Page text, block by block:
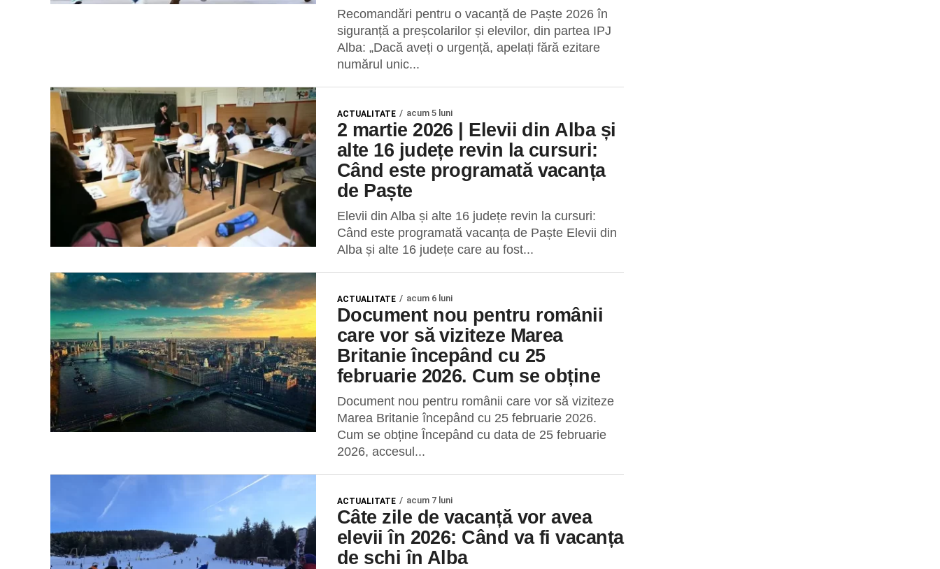
Recomandări pentru o vacanță de Paște 2026 în
siguranță a preșcolarilor și elevilor, din partea IPJ
Alba: „Dacă aveți o urgență, apelați fără ezitare
numărul unic...
ACTUALITATE acum 5 luni
2 martie 2026 | Elevii din Alba și
alte 16 județe revin la cursuri:
Când este programată vacanța
de Paște
Elevii din Alba și alte 16 județe revin la cursuri:
Când este programată vacanța de Paște Elevii din
Alba și alte 16 județe care au fost...
ACTUALITATE acum 6 luni
Document nou pentru românii
care vor să viziteze Marea
Britanie începând cu 25
februarie 2026. Cum se obține
Document nou pentru românii care vor să viziteze
Marea Britanie începând cu 25 februarie 2026.
Cum se obține Începând cu data de 25 februarie
2026, accesul...
ACTUALITATE acum 7 luni
Câte zile de vacanță vor avea
elevii în 2026: Când va fi vacanța
de schi în Alba